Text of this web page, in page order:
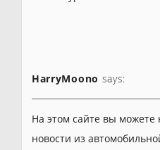
HarryMoono says:
На этом сайте вы можете
новости из